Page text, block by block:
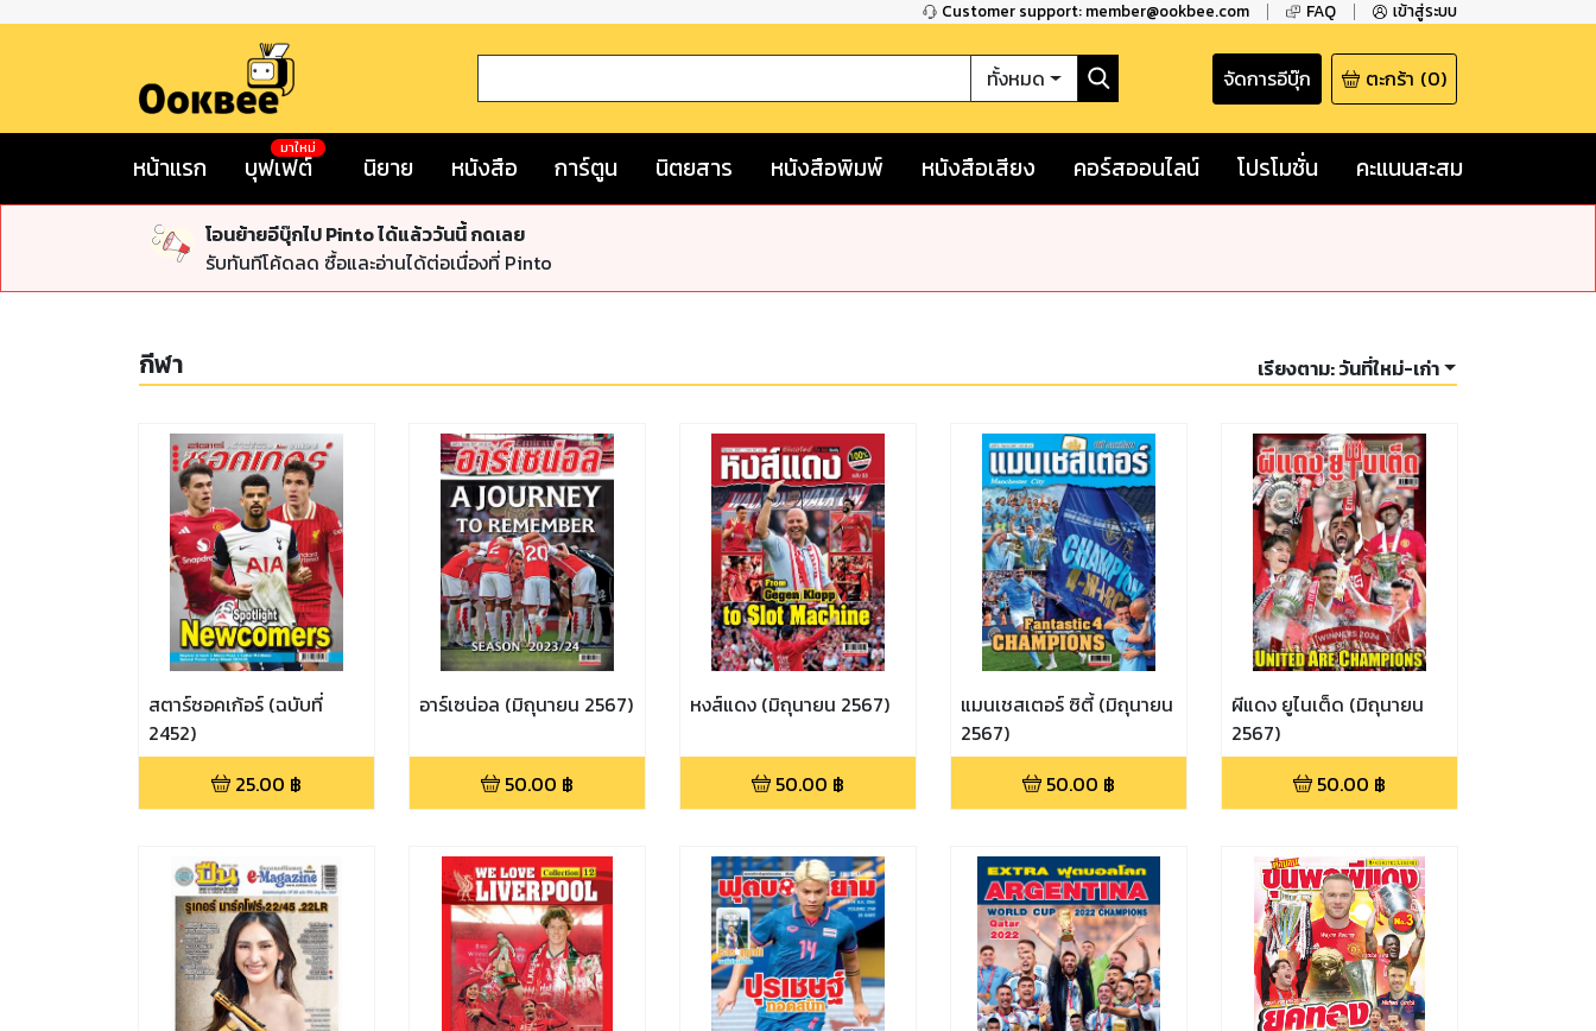
Customer support: member@ookbee.com FAQ เข้าสู่ระบบ
ทั้งหมด จัดการอีบุ๊ก ตะกร้า (0)
หน้าแรก บุฟเฟต์
มาใหม่
นิยาย หนังสือ การ์ตูน นิตยสาร หนังสือพิมพ์ หนังสือเสียง คอร์สออนไลน์ โปรโมชั่น คะแนนสะสม
โอนย้ายอีบุ๊กไป Pinto ได้แล้ววันนี้ กดเลย
รับทันทีโค้ดลด ซื้อและอ่านได้ต่อเนื่องที่ Pinto
กีฬา เรียงตาม:วันที่ใหม่-เก่า
สตาร์ซอคเก้อร์ (ฉบับที่
2452)
25.00 ฿
อาร์เซน่อล (มิถุนายน 2567)
50.00 ฿
หงส์แดง (มิถุนายน 2567)
50.00 ฿
แมนเชสเตอร์ ซิตี้ (มิถุนายน
2567)
50.00 ฿
ผีแดง ยูไนเต็ด (มิถุนายน
2567)
50.00 ฿